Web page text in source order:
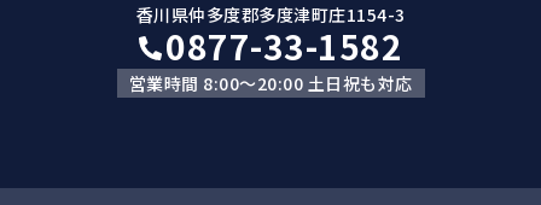
香川県仲多度郡多度津町庄1154-3
0877-33-1582
営業時間 8:00～20:00 土日祝も対応